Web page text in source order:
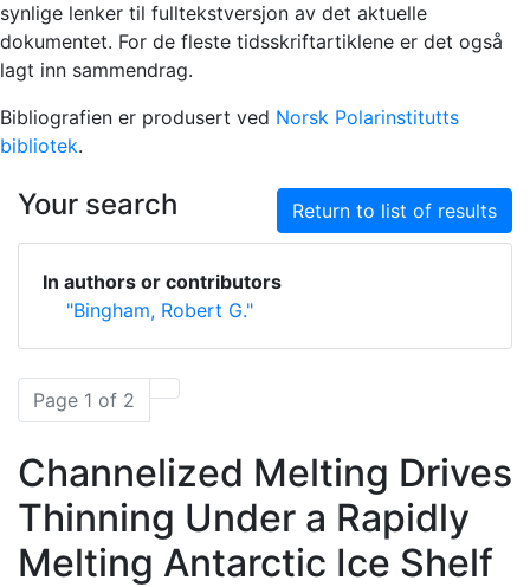
synlige lenker til fulltekstversjon av det aktuelle
dokumentet. For de fleste tidsskriftartiklene er det også
lagt inn sammendrag.
Bibliografien er produsert ved Norsk Polarinstitutts
bibliotek.
Your search Return to list of results
In authors or contributors
"Bingham, Robert G."
Page 1 of 2
Channelized Melting Drives
Thinning Under a Rapidly
Melting Antarctic Ice Shelf